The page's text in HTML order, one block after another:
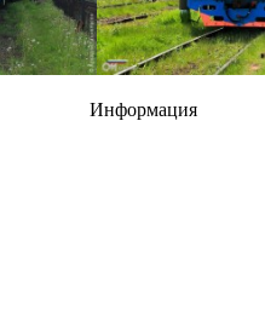
Информация